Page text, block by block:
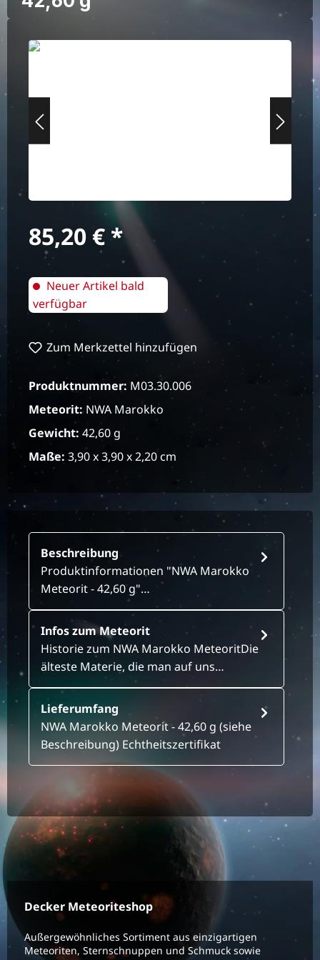
Bildergalerie überspringen
Regulärer Preis:
85,20 €
Neuer Artikel bald
verfügbar
Zum Merkzettel hinzufügen
Produktnummer: M03.30.006
Meteorit:NWA Marokko
Gewicht: 42,60 g
Maße: 3,90 x 3,90 x 2,20 cm
Beschreibung
Produktinformationen "NWA Marokko
Meteorit - 42,60 g"…
Infos zum Meteorit
Historie zum NWA Marokko MeteoritDie
älteste Materie, die man auf uns…
Lieferumfang
NWA Marokko Meteorit - 42,60 g (siehe
Beschreibung) Echtheitszertifikat
Decker Meteoriteshop
Außergewöhnliches Sortiment aus einzigartigen
Meteoriten, Sternschnuppen und Schmuck sowie